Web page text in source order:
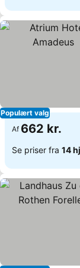
Populært valg
Af 662 kr.
Se priser fra 14